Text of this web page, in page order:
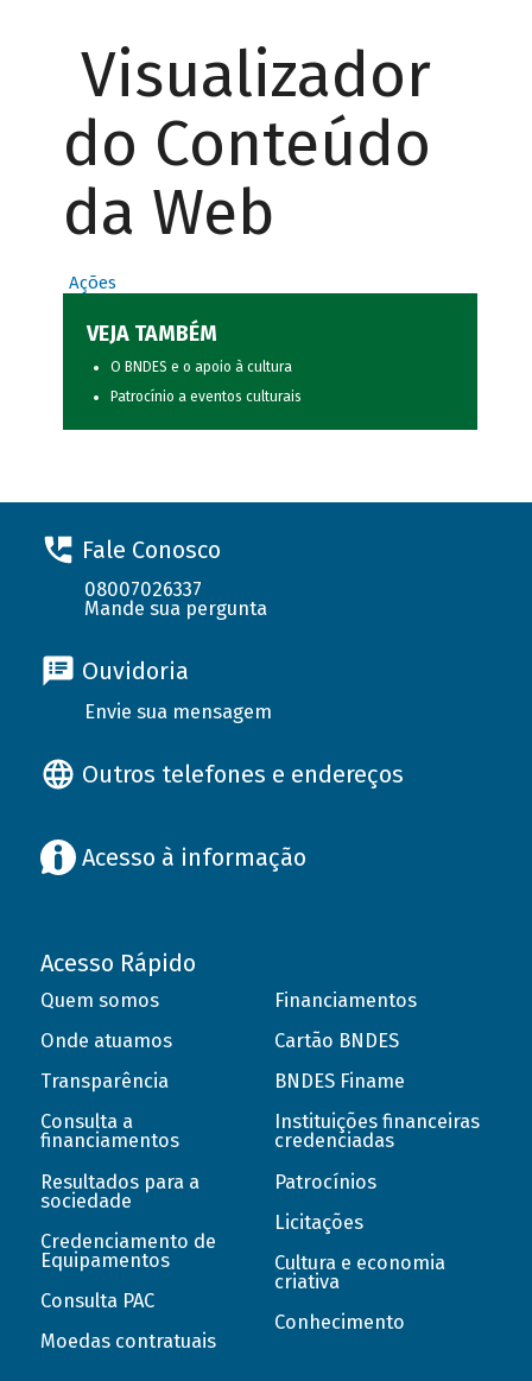
Visualizador
do Conteúdo
da Web
Ações
VEJA TAMBÉM
O BNDES e o apoio à cultura
Patrocínio a eventos culturais
Fale Conosco
08007026337
Mande sua pergunta
Ouvidoria
Envie sua mensagem
Outros telefones e endereços
Acesso à informação
Acesso Rápido
Quem somos
Onde atuamos
Transparência
Consulta a
financiamentos
Resultados para a
sociedade
Credenciamento de
Equipamentos
Consulta PAC
Moedas contratuais
Financiamentos
Cartão BNDES
BNDES Finame
Instituições financeiras
credenciadas
Patrocínios
Licitações
Cultura e economia
criativa
Conhecimento